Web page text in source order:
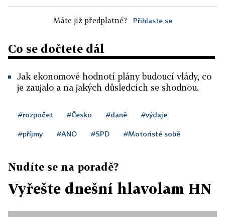
Máte již předplatné? Přihlaste se
Co se dočtete dál
Jak ekonomové hodnotí plány budoucí vlády, co
je zaujalo a na jakých důsledcích se shodnou.
#rozpočet #Česko #daně #výdaje
#příjmy #ANO #SPD #Motoristé sobě
Nudíte se na poradě?
Vyřešte dnešní hlavolam HN